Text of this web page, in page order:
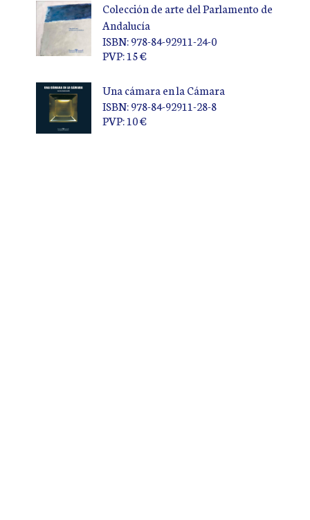
Colección de arte del Parlamento de
Andalucía
ISBN: 978-84-92911-24-0
PVP: 15 €
Una cámara en la Cámara
ISBN: 978-84-92911-28-8
PVP: 10 €